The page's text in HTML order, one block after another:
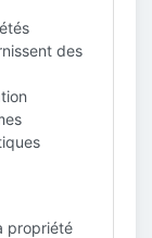
des
propriété